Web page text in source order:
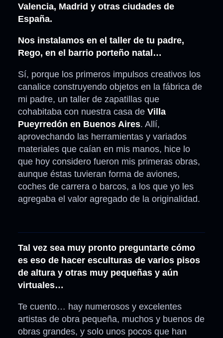
Valencia, Madrid y otras ciudades de
España.
Nos instalamos en el taller de tu padre,
Rego, en el barrio porteño natal…
Sí, porque los primeros impulsos creativos los
canalice construyendo objetos en la fábrica de
mi padre, un taller de zapatillas que
cohabitaba con nuestra casa de Villa
Pueyrredón en Buenos Aires. Allí,
aprovechando las herramientas y variados
materiales que caían en mis manos, hice lo
que hoy considero fueron mis primeras obras,
aunque éstas tuvieran forma de aviones,
coches de carrera o barcos, a los que yo les
agregaba el valor agregado de la originalidad.
Tal vez sea muy pronto preguntarte cómo
es eso de hacer esculturas de varios pisos
de altura y otras muy pequeñas y aún
virtuales…
Te cuento… hay numerosos y excelentes
artistas de obra pequeña, muchos y buenos de
obras grandes, y solo unos pocos que han